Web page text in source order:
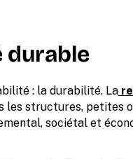
durable
: la durabilité. La
les structures, petites
sociétal et